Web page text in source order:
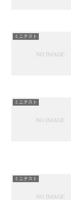
ミニテスト
ミニテスト
ミニテスト